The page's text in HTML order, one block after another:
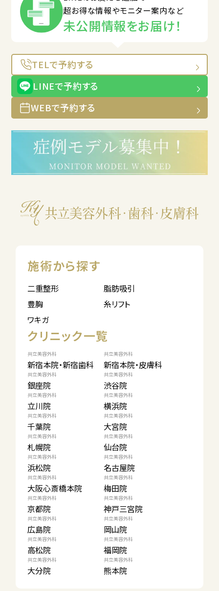
超お得な情報やモニター案内など
未公開情報をお届け！
TELで予約する
LINEで予約する
WEBで予約する
施術から探す
二重整形
脂肪吸引
豊胸
糸リフト
ワキガ
クリニック一覧
共立美容外科
新宿本院・新宿歯科
共立美容外科
新宿本院・皮膚科
共立美容外科
銀座院
共立美容外科
渋谷院
共立美容外科
立川院
共立美容外科
横浜院
共立美容外科
千葉院
共立美容外科
大宮院
共立美容外科
札幌院
共立美容外科
仙台院
共立美容外科
浜松院
共立美容外科
名古屋院
共立美容外科
大阪心斎橋本院
共立美容外科
梅田院
共立美容外科
京都院
共立美容外科
神戸三宮院
共立美容外科
広島院
共立美容外科
岡山院
共立美容外科
高松院
共立美容外科
福岡院
共立美容外科
大分院
共立美容外科
熊本院